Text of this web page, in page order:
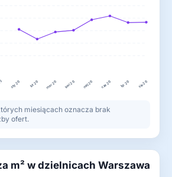
sty 26 lut 26 mar 26 kwi 26 maj 26 cze 26 lip 26 sie 26
miesiącach oznacza brak
ofert.
m² w dzielnicach Warszawa